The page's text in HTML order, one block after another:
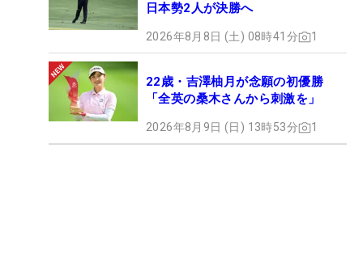
日本勢2人が決勝へ
2026年8月8日 (土) 08時41分 1
22歳・吉澤柚月が念願の初優勝
「全英の桑木さんから刺激を」
2026年8月9日 (日) 13時53分 1